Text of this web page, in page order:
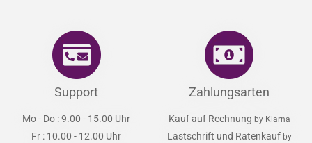
Support
Mo - Do : 9.00 - 15.00 Uhr
Fr : 10.00 - 12.00 Uhr
Zahlungsarten
Kauf auf Rechnung by Klarna
Lastschrift und Ratenkauf by